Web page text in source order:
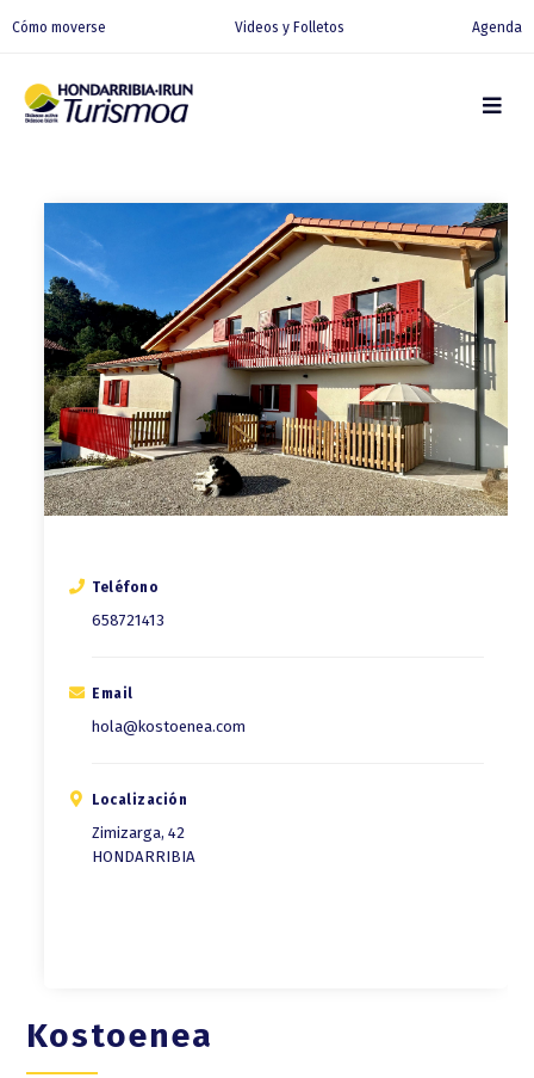
Cómo moverse Videos y Folletos Agenda
Teléfono
658721413
Email
hola@kostoenea.com
Localización
Zimizarga, 42
HONDARRIBIA
Kostoenea